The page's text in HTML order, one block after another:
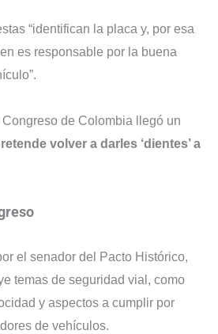
“identifican la placa y, por esa
es responsable por la buena
de Colombia llegó un
volver a darles ‘dientes’ a
el senador del Pacto Histórico,
temas de seguridad vial, como
y aspectos a cumplir por
de vehículos.